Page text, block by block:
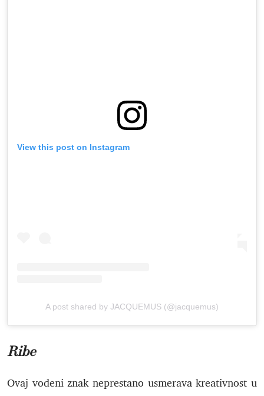
View this post on Instagram
A post shared by JACQUEMUS (@jacquemus)
Ribe
Ovaj vodeni znak neprestano usmerava kreativnost u